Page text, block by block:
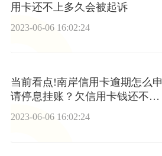
用卡还不上多久会被起诉
2023-06-06 16:02:24
当前看点!南岸信用卡逾期怎么申
请停息挂账？欠信用卡钱还不上
被起诉了怎么办？
2023-06-06 16:02:24